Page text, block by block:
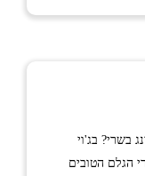
בשרי? בג'וי
הגלם הטובים